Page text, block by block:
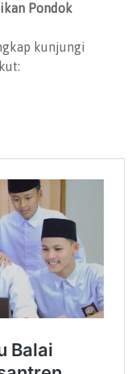
Pondok
kunjungi